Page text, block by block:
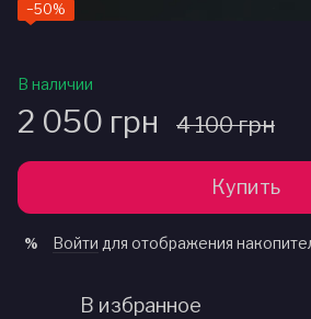
−50%
В наличии
2 050 грн 4 100 грн
Купить
% Войти для отображения
В избранное